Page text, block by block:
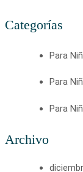
Categorías
Para
Para
Para
Archivo